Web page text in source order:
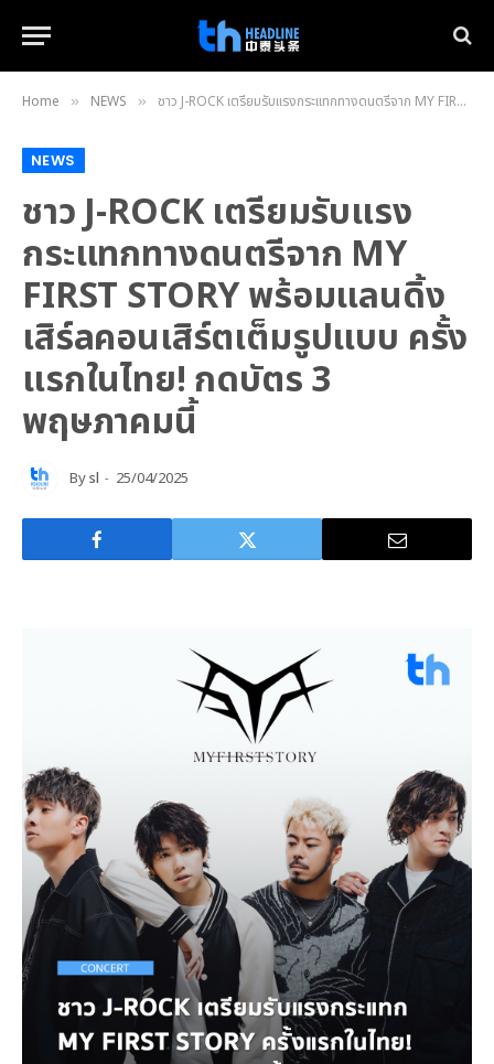
Home » NEWS » ชาว J-ROCK เตรียมรับแรงกระแทกทางดนตรีจาก MY FIRST STORY พร้อมแลนดิ้งเสิร์aคอนเสิร์ตเต็มรูปแบบ ครั้งแรกในไทย! กดบัตร 3 พฤษภาคมนี้
NEWS
ชาว J-ROCK เตรียมรับแรง
กระแทกทางดนตรีจาก MY
FIRST STORY พร้อมแลนดิ้ง
เสิร์aคอนเสิร์ตเต็มรูปแบบ ครั้ง
แรกในไทย! กดบัตร 3
พฤษภาคมนี้
Bysl 25/04/2025